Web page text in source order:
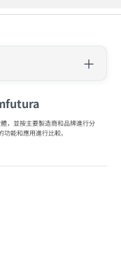
，並按主要製造商和品牌進行分
能和應用進行比較。